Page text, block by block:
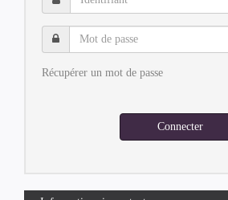
Mot
de
Récupérer un mot de passe
Connecter